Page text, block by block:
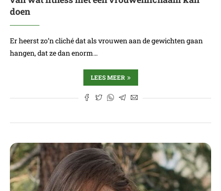
doen
Er heerst zo’n cliché dat als vrouwen aan de gewichten gaan
hangen, dat ze dan enorm…
LEES MEER